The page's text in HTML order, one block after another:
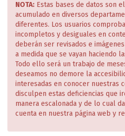
NOTA: Estas bases de datos son
acumulado en diversos
diferentes. Los usuarios
incompletos y desiguales en
deberán ser revisados e
a medida que se vayan haciendo
Todo ello será un trabajo de
deseamos no demore la
interesadas en conocer nuestras
disculpen estas deficiencias que
manera escalonada y de lo cual
cuenta en nuestra página web y